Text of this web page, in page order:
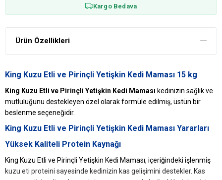
Kargo Bedava
Ürün Özellikleri
King Kuzu Etli ve Pirinçli Yetişkin Kedi Maması 15 kg
King Kuzu Etli ve Pirinçli Yetişkin Kedi Maması kedinizin sağlık ve
mutluluğunu destekleyen özel olarak formüle edilmiş, üstün bir
beslenme seçeneğidir.
King Kuzu Etli ve Pirinçli Yetişkin Kedi Maması Yararları
Yüksek Kaliteli Protein Kaynağı
King Kuzu Etli ve Pirinçli Yetişkin Kedi Maması, içeriğindeki işlenmiş
kuzu eti proteini sayesinde kedinizin kas gelişimini destekler. Kas